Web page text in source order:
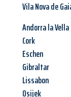
Vila Nova de
Andorra la Vella
Cork
Eschen
Gibraltar
Lissabon
Osijek